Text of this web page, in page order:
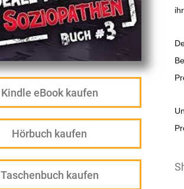
Kindle eBook kaufen
Hörbuch kaufen
Taschenbuch kaufen